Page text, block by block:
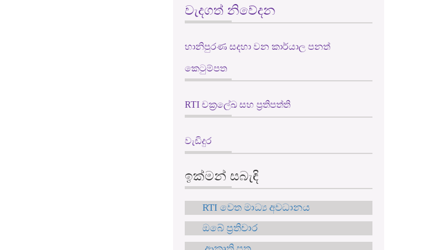
වැදගත් නිවේදන
හානිපුරණ සදහා වන කාර්යාල පනත්
කෙටුම්පත
RTI චක්‍රලේඛ සහ ප්‍රතිපත්ති
වැඩිදුර
ඉක්මන් සබැඳි
RTI වෙත මාධ්‍ය අවධානය
ඔබේ ප්‍රතිචාර